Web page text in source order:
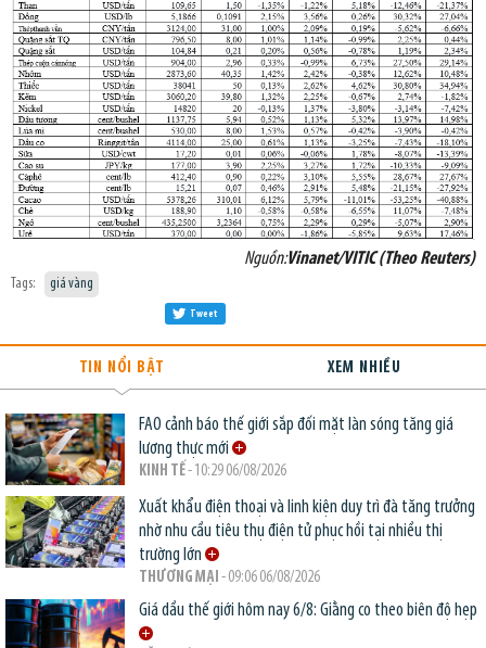
Nguồn:Vinanet/VITIC (Theo Reuters)
Tags: giá vàng
Tweet
TIN NỔI BẬT XEM NHIỀU
FAO cảnh báo thế giới sắp đối mặt làn sóng tăng giá
lương thực mới
KINH TẾ- 10:29 06/08/2026
Xuất khẩu điện thoại và linh kiện duy trì đà tăng trưởng
nhờ nhu cầu tiêu thụ điện tử phục hồi tại nhiều thị
trường lớn
THƯƠNG MẠI - 09:06 06/08/2026
Giá dầu thế giới hôm nay 6/8: Giằng co theo biên độ hẹp